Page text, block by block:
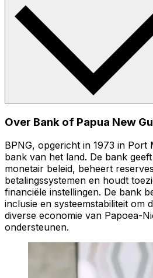
Over Bank of Papua New
BPNG, opgericht in 1973 in Port
bank van het land. De bank
monetair beleid, beheert
betalingssystemen en houdt
financiële instellingen. De bank
inclusie en systeemstabiliteit om
diverse economie van Papoea-
ondersteunen.